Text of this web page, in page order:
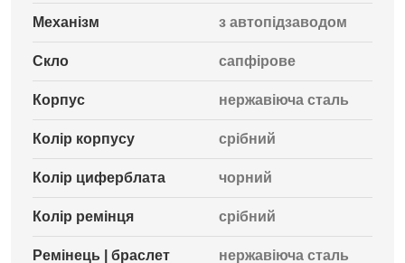
Механізм з автопідзаводом
Скло сапфірове
Корпус нержавіюча сталь
Колір корпусу срібний
Колір циферблата чорний
Колір ремінця срібний
Ремінець | браслет нержавіюча сталь